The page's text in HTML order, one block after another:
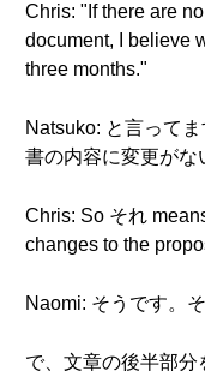
Chris: "If there are
document, I believe
three months."
Natsuko: と言って
書の内容に変更がな
Chris: So それ
changes to the
Naomi: そうです。
で、文章の後半部分